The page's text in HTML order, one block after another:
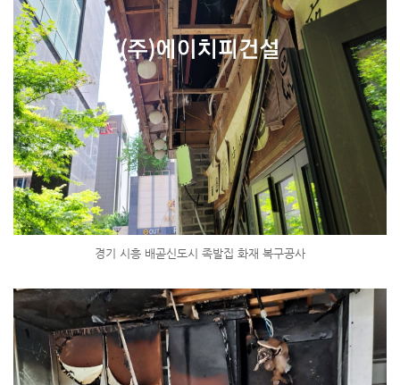
경기 시흥 배곧신도시 족발집 화재 복구공사